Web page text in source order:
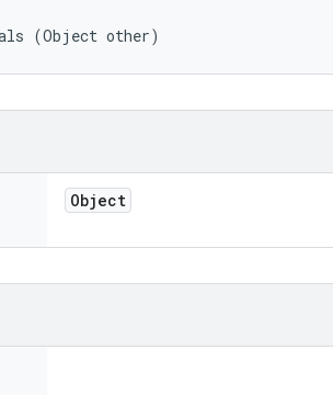
(Object other)
Object